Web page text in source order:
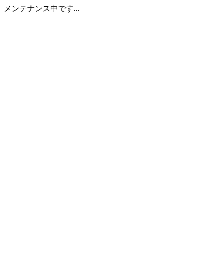
メンテナンス中です...